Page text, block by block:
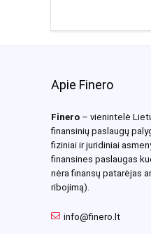
Apie Finero
Finero– vienintelė
finansinių paslaugų
fiziniai ir juridiniai
finansines paslaugas
nėra finansų patarėjas
ribojimą).
info@finero.lt